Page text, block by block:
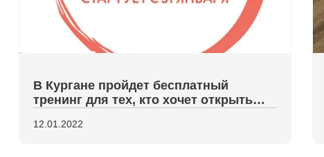
В Кургане пройдет бесплатный
тренинг для тех, кто хочет открыть
12.01.2022